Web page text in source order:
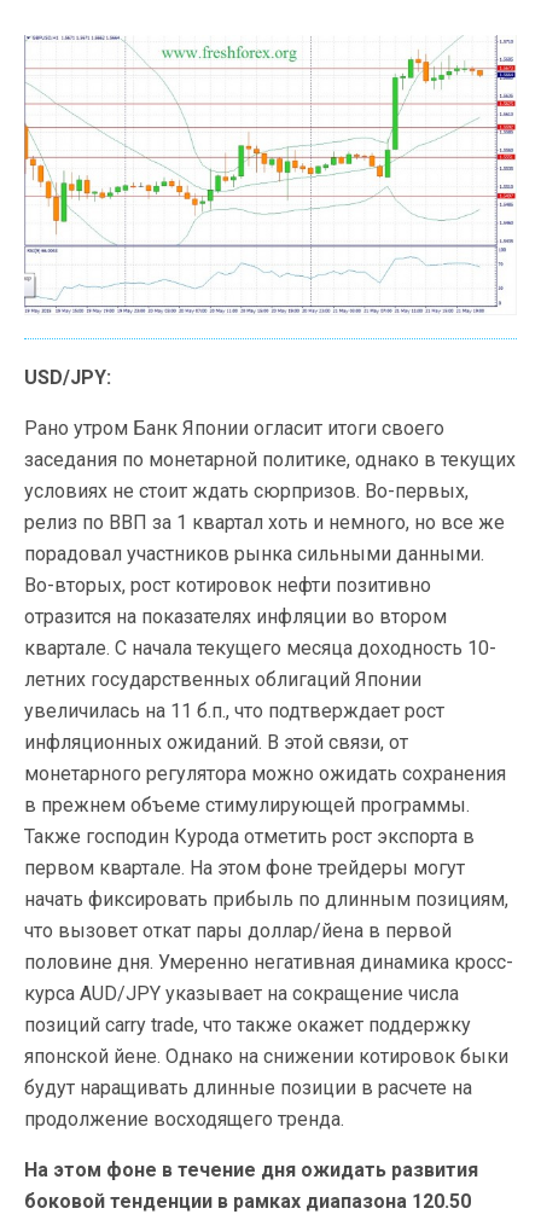
USD/JPY:
Рано утром Банк Японии огласит итоги своего
заседания по монетарной политике, однако в текущих
условиях не стоит ждать сюрпризов. Во-первых,
релиз по ВВП за 1 квартал хоть и немного, но все же
порадовал участников рынка сильными данными.
Во-вторых, рост котировок нефти позитивно
отразится на показателях инфляции во втором
квартале. С начала текущего месяца доходность 10-
летних государственных облигаций Японии
увеличилась на 11 б.п., что подтверждает рост
инфляционных ожиданий. В этой связи, от
монетарного регулятора можно ожидать сохранения
в прежнем объеме стимулирующей программы.
Также господин Курода отметить рост экспорта в
первом квартале. На этом фоне трейдеры могут
начать фиксировать прибыль по длинным позициям,
что вызовет откат пары доллар/йена в первой
половине дня. Умеренно негативная динамика кросс-
курса AUD/JPY указывает на сокращение числа
позиций carry trade, что также окажет поддержку
японской йене. Однако на снижении котировок быки
будут наращивать длинные позиции в расчете на
продолжение восходящего тренда.
На этом фоне в течение дня ожидать развития
боковой тенденции в рамках диапазона 120.50